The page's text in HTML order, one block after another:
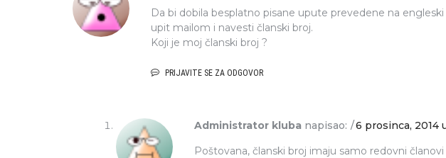
Da bi dobila besplatno pisane upute prevedene na
upit mailom i navesti članski broj.
Koji je moj članski broj ?
PRIJAVITE SE ZA ODGOVOR
Administrator kluba napisao:
6 prosinca, 2014
Poštovana, članski broj imaju samo redovni